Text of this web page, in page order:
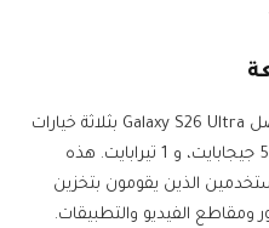
من المتوقع أن تتوفر النسخة الأفضل Galaxy S26 Ultra بثلاثة خيارات
للسعة التخزينية: 256 جيجابايت، 512 جيجابايت، و 1 تيرابايت. هذه
الذين يقومون بتخزين
ومقاطع الفيديو والتطبيقات.